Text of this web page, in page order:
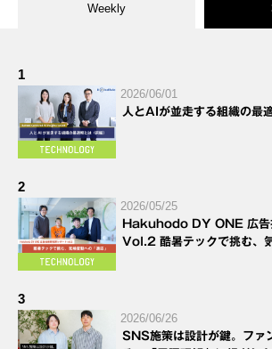
Weekly
1
2026/06/01
人とAIが並走する組織の最
2
2026/05/25
Hakuhodo DY ONE 広告
Vol.2 酷暑テックで挑む、
3
2026/06/26
SNS施策は設計が鍵。ファ